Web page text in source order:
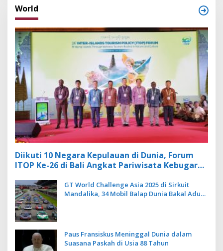
World
Diikuti 10 Negara Kepulauan di Dunia, Forum
ITOP Ke-26 di Bali Angkat Pariwisata Kebugaran
GT World Challenge Asia 2025 di Sirkuit
Mandalika, 34 Mobil Balap Dunia Bakal Adu
Paus Fransiskus Meninggal Dunia dalam
Suasana Paskah di Usia 88 Tahun